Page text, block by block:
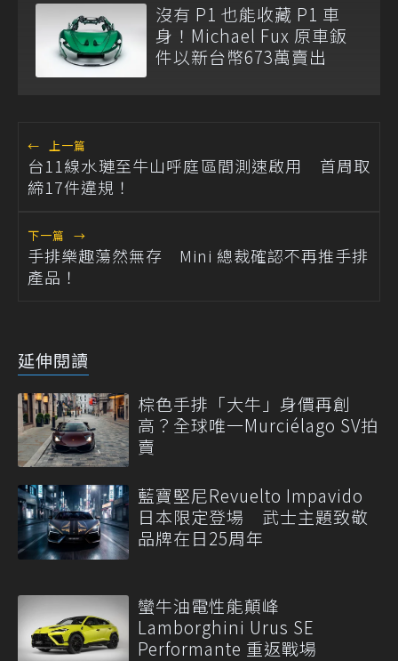
沒有 P1 也能收藏 P1 車
身！Michael Fux 原車鈑
件以新台幣673萬賣出
← 上一篇
台11線水璉至牛山呼庭區間測速啟用 首周取
締17件違規！
下一篇 →
手排樂趣蕩然無存 Mini 總裁確認不再推手排
產品！
延伸閱讀
棕色手排「大牛」身價再創
高？全球唯一Murciélago SV拍
賣
藍寶堅尼Revuelto Impavido
日本限定登場 武士主題致敬
品牌在日25周年
蠻牛油電性能顛峰
Lamborghini Urus SE
Performante 重返戰場